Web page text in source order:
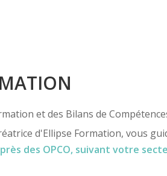
et des Bilans de
d'Ellipse Formation, vous
des OPCO, suivant votre